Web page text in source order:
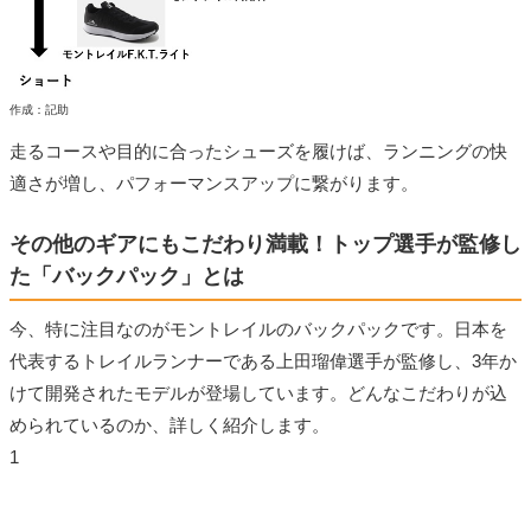
作成：記助
走るコースや目的に合ったシューズを履けば、ランニングの快
適さが増し、パフォーマンスアップに繋がります。
その他のギアにもこだわり満載！トップ選手が監修し
た「バックパック」とは
今、特に注目なのがモントレイルのバックパックです。日本を
代表するトレイルランナーである上田瑠偉選手が監修し、3年か
けて開発されたモデルが登場しています。どんなこだわりが込
められているのか、詳しく紹介します。
1